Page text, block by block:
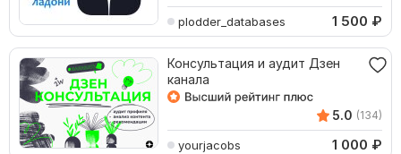
plodder_databases 1 500 ₽
Консультация и аудит Дзен
канала
5.0 (134)
yourjacobs 1 000 ₽